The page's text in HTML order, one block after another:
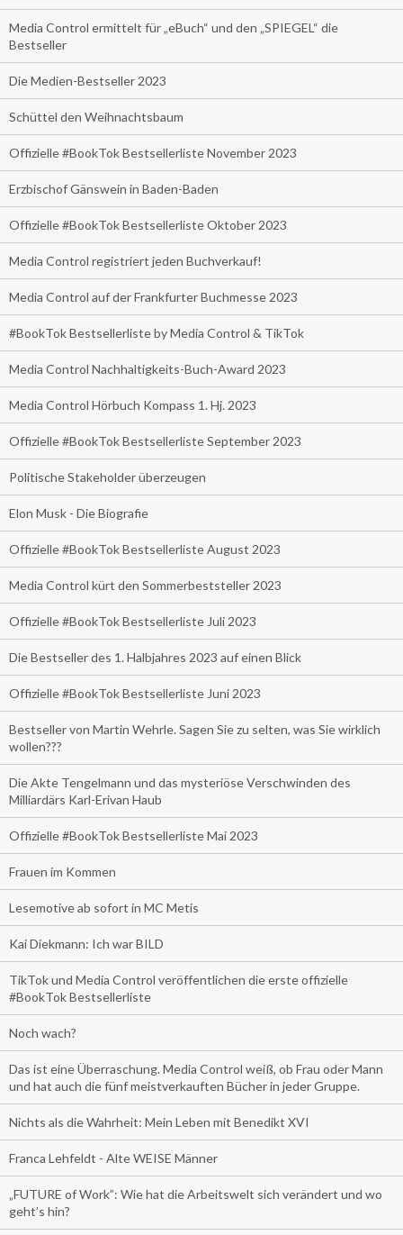
Media Control ermittelt für „eBuch“ und den „SPIEGEL“ die
Bestseller
Die Medien-Bestseller 2023
Schüttel den Weihnachtsbaum
Offizielle #BookTok Bestsellerliste November 2023
Erzbischof Gänswein in Baden-Baden
Offizielle #BookTok Bestsellerliste Oktober 2023
Media Control registriert jeden Buchverkauf!
Media Control auf der Frankfurter Buchmesse 2023
#BookTok Bestsellerliste by Media Control & TikTok
Media Control Nachhaltigkeits-Buch-Award 2023
Media Control Hörbuch Kompass 1. Hj. 2023
Offizielle #BookTok Bestsellerliste September 2023
Politische Stakeholder überzeugen
Elon Musk - Die Biografie
Offizielle #BookTok Bestsellerliste August 2023
Media Control kürt den Sommerbeststeller 2023
Offizielle #BookTok Bestsellerliste Juli 2023
Die Bestseller des 1. Halbjahres 2023 auf einen Blick
Offizielle #BookTok Bestsellerliste Juni 2023
Bestseller von Martin Wehrle. Sagen Sie zu selten, was Sie wirklich
wollen???
Die Akte Tengelmann und das mysteriöse Verschwinden des
Milliardärs Karl-Erivan Haub
Offizielle #BookTok Bestsellerliste Mai 2023
Frauen im Kommen
Lesemotive ab sofort in MC Metis
Kai Diekmann: Ich war BILD
TikTok und Media Control veröffentlichen die erste offizielle
#BookTok Bestsellerliste
Noch wach?
Das ist eine Überraschung. Media Control weiß, ob Frau oder Mann
und hat auch die fünf meistverkauften Bücher in jeder Gruppe.
Nichts als die Wahrheit: Mein Leben mit Benedikt XVI
Franca Lehfeldt - Alte WEISE Männer
„FUTURE of Work”: Wie hat die Arbeitswelt sich verändert und wo
geht’s hin?